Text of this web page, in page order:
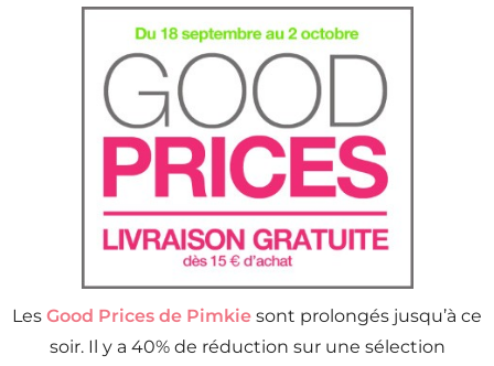
Les Good Prices de Pimkie sont prolongés jusqu’à ce
soir. Il y a 40% de réduction sur une sélection